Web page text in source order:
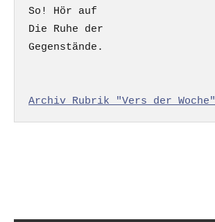
So! Hör auf
Die Ruhe der
Gegenstände.
Archiv Rubrik "Vers der Woche"